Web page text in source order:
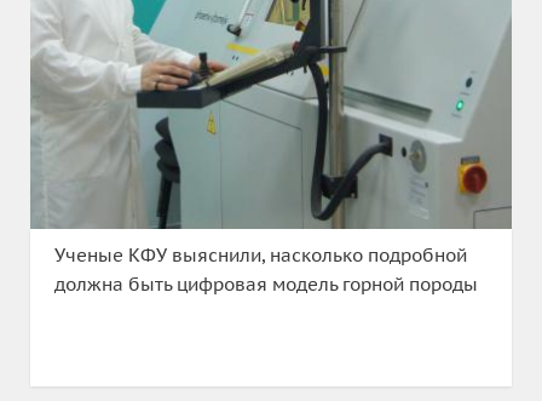
Ученые КФУ выяснили, насколько подробной
должна быть цифровая модель горной породы